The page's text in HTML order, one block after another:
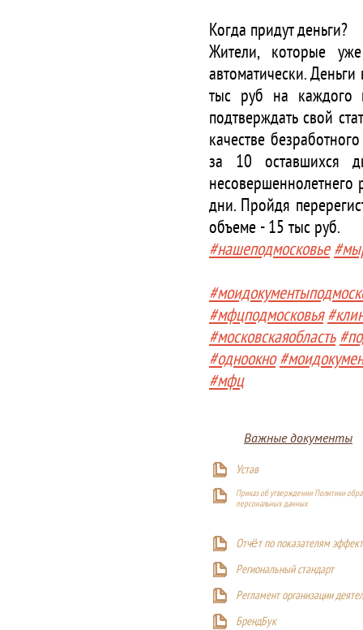
Когда придут деньги?
Жители, которые
автоматически.
тыс руб на каждого
подтверждать свой
качестве
за 10 оставшихся
несовершеннолетнего
дни. Пройдя
объеме - 15 тыс руб.
#нашеподмосковье
#мфцподмосковья
#московскаяобласть
#одноокно
#мфц
Важные документы
Устав
Приказ об утверждении Политики
персональных данных
Отчёт по показателям
Региональный стандарт
Регламент организации
БрендБук